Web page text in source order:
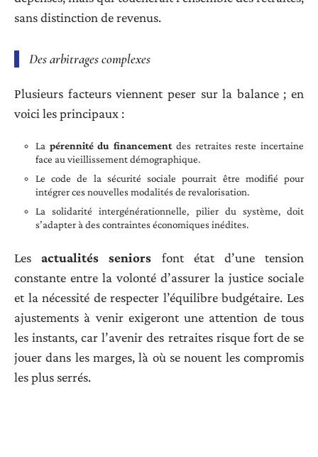
sans distinction de revenus.
Des arbitrages complexes
Plusieurs facteurs viennent peser sur la balance ; en
voici les principaux :
La pérennité du financementdes retraites reste incertaine
face au vieillissement démographique.
Le code de la sécurité sociale pourrait être modifié pour
intégrer ces nouvelles modalités de revalorisation.
La solidarité intergénérationnelle, pilier du système, doit
s’adapter à des contraintes économiques inédites.
Lesactualités seniors font état d’une tension
constante entre la volonté d’assurer la justice sociale
et la nécessité de respecter l’équilibre budgétaire. Les
ajustements à venir exigeront une attention de tous
les instants, car l’avenir des retraites risque fort de se
jouer dans les marges, là où se nouent les compromis
les plus serrés.